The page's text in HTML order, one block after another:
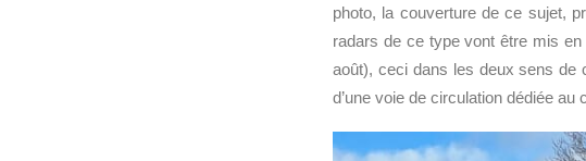
photo, la couverture de ce sujet,
radars de ce type vont être mis
août), ceci dans les deux sens de
d’une voie de circulation dédiée au